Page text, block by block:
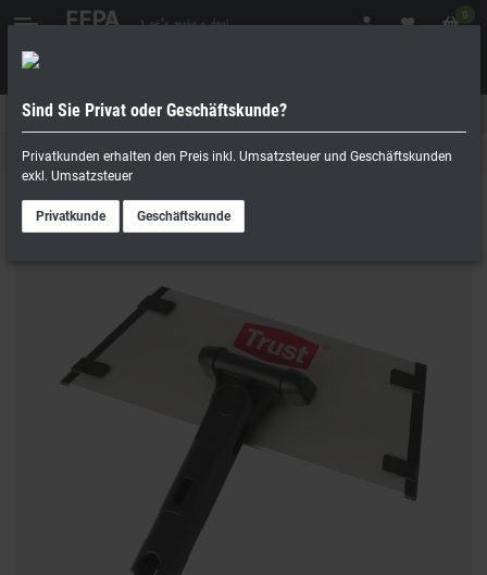
0
Geschäftskunde
Reinigungsbedarf
Sind Sie Privat oder Geschäftskunde?
Privatkunden erhalten den Preis inkl. Umsatzsteuer und Geschäftskunden
exkl. Umsatzsteuer
Privatkunde Geschäftskunde